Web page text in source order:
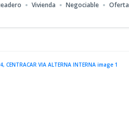
Vivienda Negociable Oferta